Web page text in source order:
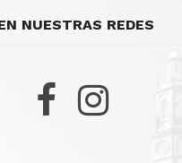
NUESTRAS REDES